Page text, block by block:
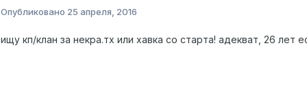
Опубликовано 25 апреля, 2016
ищу кп/клан за некра.тх или хавка со старта! адекват, 26